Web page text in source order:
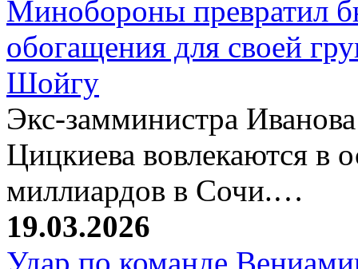
Минобороны превратил
обогащения для своей
Шойгу
Экс-замминистра
Цицкиева вовлекаются в
миллиардов в Сочи.…
19.03.2026
Удар по команде